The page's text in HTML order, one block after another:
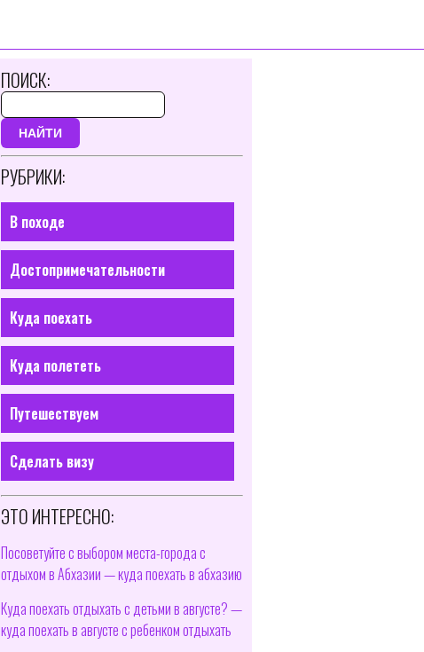
ПОИСК:
НАЙТИ
РУБРИКИ:
В походе
Достопримечательности
Куда поехать
Куда полететь
Путешествуем
Сделать визу
ЭТО ИНТЕРЕСНО:
Посоветуйте с выбором места-города с
отдыхом в Абхазии — куда поехать в абхазию
Куда поехать отдыхать с детьми в августе? —
куда поехать в августе с ребенком отдыхать